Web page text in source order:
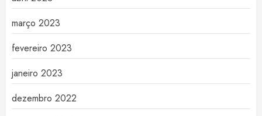
março 2023
fevereiro 2023
janeiro 2023
dezembro 2022